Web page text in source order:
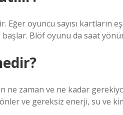
oyuncu sayısı kartların
Blöf oyunu da saat
ne zaman ve ne kadar
ve gereksiz enerji, su ve